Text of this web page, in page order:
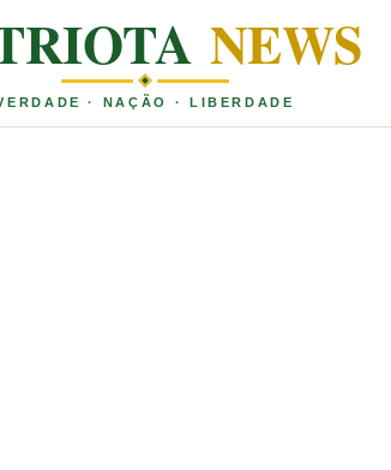
NEWS
· NAÇÃO · LIBERDADE